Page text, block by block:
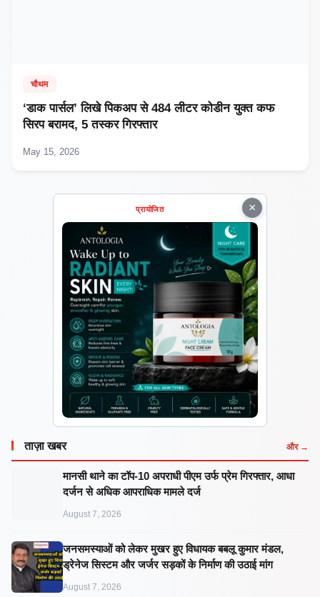
चौथम
‘डाक पार्सल’ लिखे पिकअप से 484 लीटर कोडीन युक्त कफ
सिरप बरामद, 5 तस्कर गिरफ्तार
May 15, 2026
×
प्रायोजित
ताज़ा खबर और →
मानसी थाने का टॉप-10 अपराधी पीएम उर्फ प्रेम गिरफ्तार, आधा
दर्जन से अधिक आपराधिक मामले दर्ज
August 7, 2026
जनसमस्याओं को लेकर मुखर हुए विधायक बबलू कुमार मंडल,
ड्रेनेज सिस्टम और जर्जर सड़कों के निर्माण की उठाई मांग
August 7, 2026